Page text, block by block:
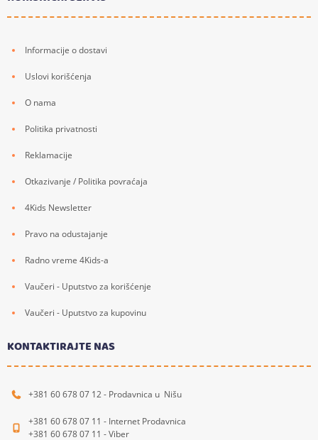
Informacije o dostavi
Uslovi korišćenja
O nama
Politika privatnosti
Reklamacije
Otkazivanje / Politika povraćaja
4Kids Newsletter
Pravo na odustajanje
Radno vreme 4Kids-a
Vaučeri - Uputstvo za korišćenje
Vaučeri - Uputstvo za kupovinu
KONTAKTIRAJTE NAS
+381 60 678 07 12 - Prodavnica u Nišu
+381 60 678 07 11 - Internet Prodavnica
+381 60 678 07 11 - Viber